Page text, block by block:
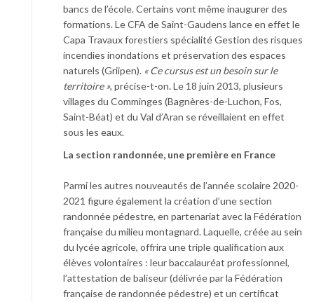
bancs de l’école. Certains vont même inaugurer des
formations. Le CFA de Saint-Gaudens lance en effet le
Capa Travaux forestiers spécialité Gestion des risques
incendies inondations et préservation des espaces
naturels (Griipen). « Ce cursus est un besoin sur le
territoire », précise-t-on. Le 18 juin 2013, plusieurs
villages du Comminges (Bagnères-de-Luchon, Fos,
Saint-Béat) et du Val d’Aran se réveillaient en effet
sous les eaux.
La section randonnée, une première en France
Parmi les autres nouveautés de l’année scolaire 2020-
2021 figure également la création d’une section
randonnée pédestre, en partenariat avec la Fédération
française du milieu montagnard. Laquelle, créée au sein
du lycée agricole, offrira une triple qualification aux
élèves volontaires : leur baccalauréat professionnel,
l’attestation de baliseur (délivrée par la Fédération
française de randonnée pédestre) et un certificat